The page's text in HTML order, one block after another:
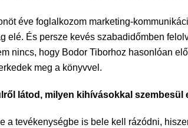
éve foglalkozom marketing-
elé. És persze kevés szabadidőmben
nincs, hogy Bodor Tiborhoz hasonlóan
meg a könyvvel.
látod, milyen kihívásokkal
a tevékenységbe is bele kell rázódni,